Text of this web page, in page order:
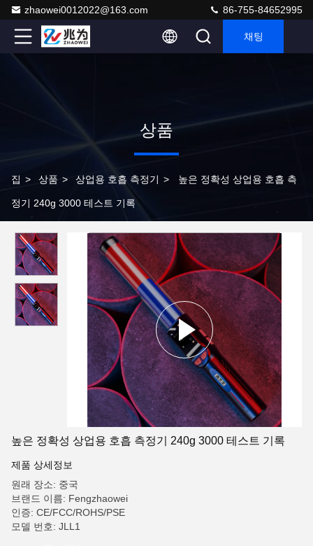
zhaowei0012022@163.com 86-755-84652995
채팅
상품
집 > 상품 > 상업용 호흡 측정기 > 높은 정확성 상업용 호흡 측
정기 240g 3000 테스트 기록
높은 정확성 상업용 호흡 측정기 240g 3000 테스트 기록
제품 상세정보
원래 장소: 중국
브랜드 이름: Fengzhaowei
인증: CE/FCC/ROHS/PSE
모델 번호: JLL1